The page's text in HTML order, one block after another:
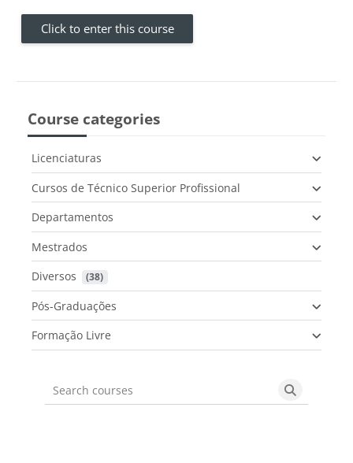
Click to enter this course
Course categories
Licenciaturas
Cursos de Técnico Superior Profissional
Departamentos
Mestrados
Diversos
(38)
Pós-Graduações
Formação Livre
Search courses Search